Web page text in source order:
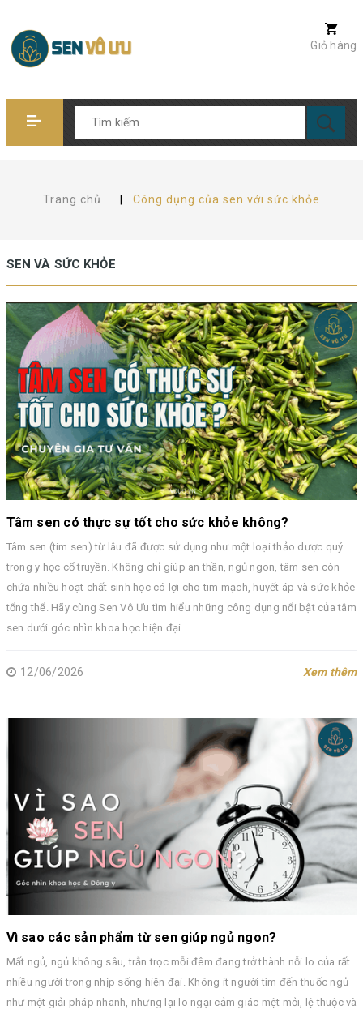
Giỏ hàng
Trang chủ Công dụng của sen với sức khỏe
SEN VÀ SỨC KHỎE
Tâm sen có thực sự tốt cho sức khỏe không?
Tâm sen (tim sen) từ lâu đã được sử dụng như một loại thảo dược quý
trong y học cổ truyền. Không chỉ giúp an thần, ngủ ngon, tâm sen còn
chứa nhiều hoạt chất sinh học có lợi cho tim mạch, huyết áp và sức khỏe
tổng thể. Hãy cùng Sen Vô Ưu tìm hiểu những công dụng nổi bật của tâm
sen dưới góc nhìn khoa học hiện đại.
12/06/2026 Xem thêm
Vì sao các sản phẩm từ sen giúp ngủ ngon?
Mất ngủ, ngủ không sâu, trằn trọc mỗi đêm đang trở thành nỗi lo của rất
nhiều người trong nhịp sống hiện đại. Không ít người tìm đến thuốc ngủ
như một giải pháp nhanh, nhưng lại lo ngại cảm giác mệt mỏi, lệ thuộc và